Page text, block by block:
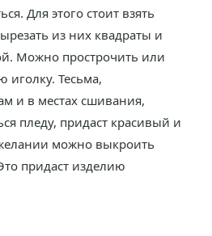
Для этого стоит взять
из них квадраты и
Можно прострочить или
иголку. Тесьма,
и в местах сшивания,
пледу, придаст красивый и
можно выкроить
придаст изделию